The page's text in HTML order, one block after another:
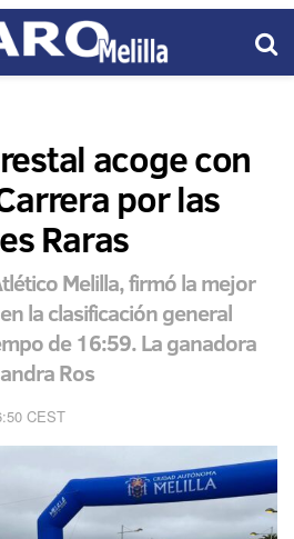
acoge con
por las
Raras
Melilla, firmó la mejor
la clasificación general
de 16:59. La ganadora
Ros
CEST